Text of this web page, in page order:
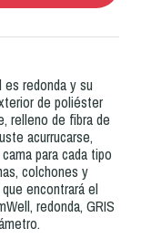
redonda y su
de poliéster
relleno de fibra de
acurrucarse,
para cada tipo
colchones y
encontrará el
redonda, GRIS